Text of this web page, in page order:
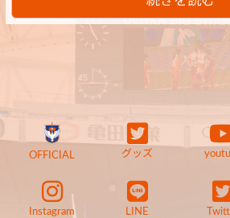
OFFICIAL グッズ
Instagram LINE